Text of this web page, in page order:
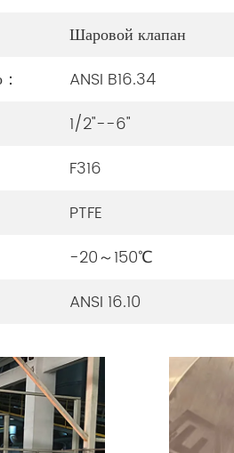
Шаровой клапан
ANSI B16.34
1/2"--6"
F316
PTFE
-20～150℃
ANSI 16.10